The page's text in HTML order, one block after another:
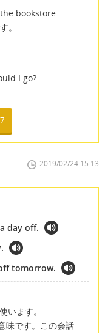
bookstore.
。
I go?
7
2019/02/24 15:13
day off.
tomorrow.
います。
味です。この会話